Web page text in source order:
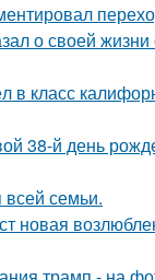
о своей
в класс
38-й день
семьи.
новая